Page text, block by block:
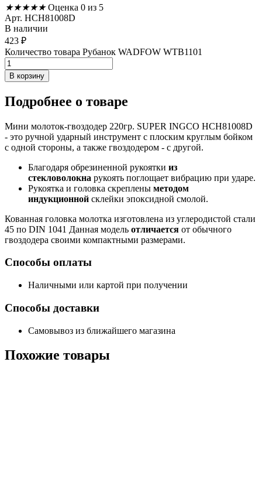
★★★★★ Оценка 0 из 5
Арт. HCH81008D
В наличии
423 ₽
Количество товара Рубанок WADFOW WTB1101
В корзину
Подробнее о товаре
Мини молоток-гвоздодер 220гр. SUPER INGCO HCH81008D
- это ручной ударный инструмент с плоским круглым бойком
с одной стороны, а также гвоздодером - с другой.
Благодаря обрезиненной рукоятки из
стекловолокна рукоять поглощает вибрацию при ударе.
Рукоятка и головка скреплены методом
индукционной склейки эпоксидной смолой.
Кованная головка молотка изготовлена из углеродистой стали
45 по DIN 1041 Данная модель отличается от обычного
гвоздодера своими компактными размерами.
Способы оплаты
Наличными или картой при получении
Способы доставки
Самовывоз из ближайшего магазина
Похожие товары